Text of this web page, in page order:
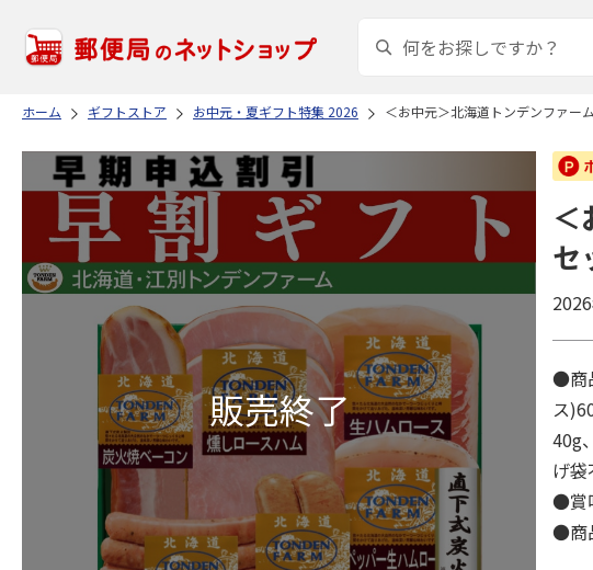
ホーム ギフトストア お中元・夏ギフト特集 2026 ＜お中元＞北海道トンデンファー
＜
セ
●商
ス
40g
げ
●賞
●商